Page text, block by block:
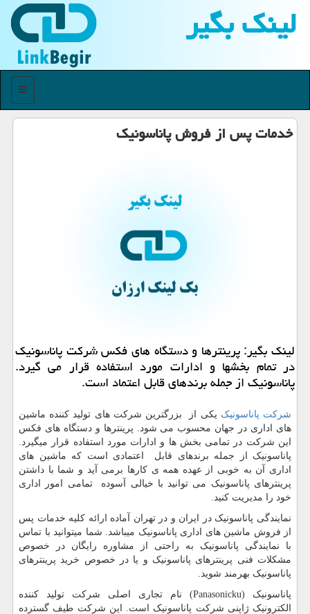
لینك بگیر
منو
خدمات پس از فروش پاناسونیك
لینك بگیر: پرینترها و دستگاه های فكس شركت پاناسونیك
در تمام بخشها و ادارات مورد استفاده قرار می گیرد.
پاناسونیك از جمله برندهای قابل اعتماد است.
شرکت پاناسونیک یکی از بزرگترین شرکت های تولید کننده ماشین
های اداری در جهان محسوب می شود. پرینترها و دستگاه های فکس
این شرکت در تمامی بخش ها و ادارات مورد استفاده قرار میگیرد.
پاناسونیک از جمله برندهای قابل اعتمادی است که ماشین های
اداری آن به خوبی از عهده همه ی کارها برمی آید و شما با داشتن
پرینترهای پاناسونیک می توانید با خیالی آسوده تمامی امور اداری
خود را مدیریت کنید.
نمایندگی پاناسونیک در ایران و در تهران آماده ارائه کلیه خدمات پس
از فروش ماشین های اداری پاناسونیک میباشد. شما میتوانید با تماس
با نمایندگی پاناسونیک به راحتی از مشاوره رایگان در خصوص
مشکلات فنی پرینترهای پاناسونیک و یا در خصوص خرید پرینترهای
پاناسونیک بهرمند شوید.
پاناسونیک (Panasonicku) نام تجاری اصلی شرکت تولید کننده
الکترونیک ژاپنی شرکت پاناسونیک است. این شرکت طیف گسترده